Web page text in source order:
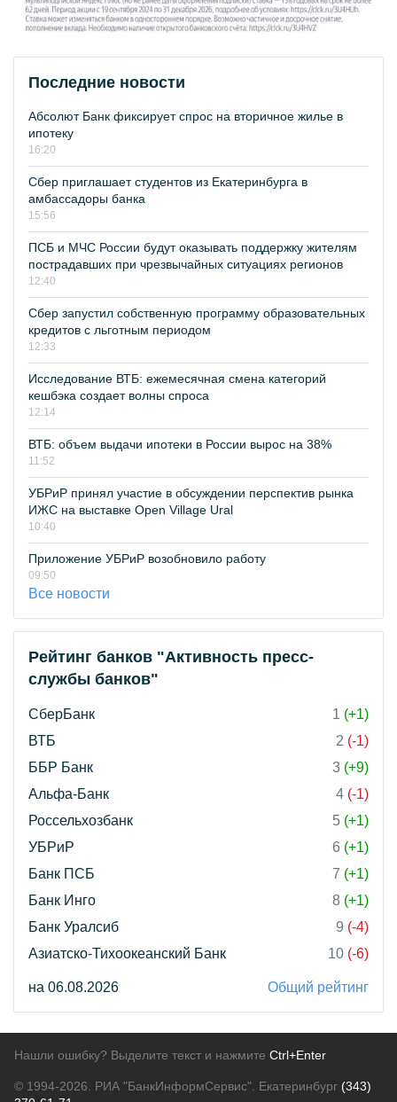
Последние новости
Абсолют Банк фиксирует спрос на вторичное жилье в
ипотеку
16:20
Сбер приглашает студентов из Екатеринбурга в
амбассадоры банка
15:56
ПСБ и МЧС России будут оказывать поддержку жителям
пострадавших при чрезвычайных ситуациях регионов
12:40
Сбер запустил собственную программу образовательных
кредитов с льготным периодом
12:33
Исследование ВТБ: ежемесячная смена категорий
кешбэка создает волны спроса
12:14
ВТБ: объем выдачи ипотеки в России вырос на 38%
11:52
УБРиР принял участие в обсуждении перспектив рынка
ИЖС на выставке Open Village Ural
10:40
Приложение УБРиР возобновило работу
09:50
Все новости
Рейтинг банков "Активность пресс-
службы банков"
СберБанк 1 (+1)
ВТБ
2 (-1)
ББР Банк
3 (+9)
Альфа-Банк
4 (-1)
Россельхозбанк
5 (+1)
УБРиР
6 (+1)
Банк ПСБ
7 (+1)
Банк Инго
8 (+1)
Банк Уралсиб
9 (-4)
Азиатско-Тихоокеанский Банк
10 (-6)
на 06.08.2026 Общий рейтинг
Нашли ошибку? Выделите текст и нажмите Ctrl+Enter
© 1994-2026. РИА "БанкИнформСервис". Екатеринбург (343)